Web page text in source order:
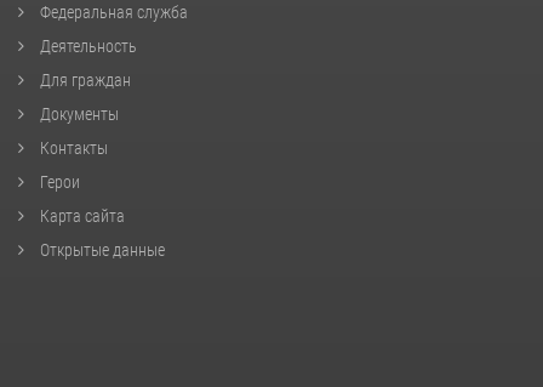
Федеральная служба
Деятельность
Для граждан
Документы
Контакты
Герои
Карта сайта
Открытые данные